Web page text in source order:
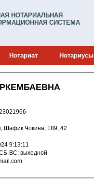
НОТАРИАЛЬНАЯ
СИСТЕМА
Нотариат Нотариусы
государственной лицензии: 23021966
Шафик Чокина, 189, 42
11.10.2024 9:13:11
СБ-ВС: выходной